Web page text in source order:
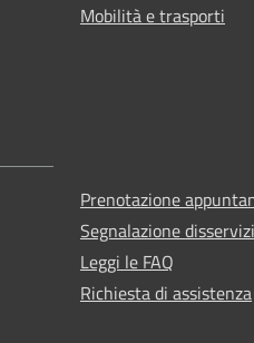
Mobilità e trasporti
Prenotazione
Segnalazione
Leggi le FAQ
Richiesta di assistenza